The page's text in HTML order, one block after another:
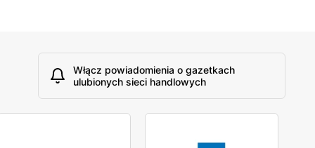
Włącz powiadomienia o gazetkach
ulubionych sieci handlowych